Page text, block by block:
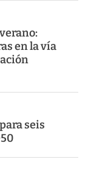
en la vía
seis